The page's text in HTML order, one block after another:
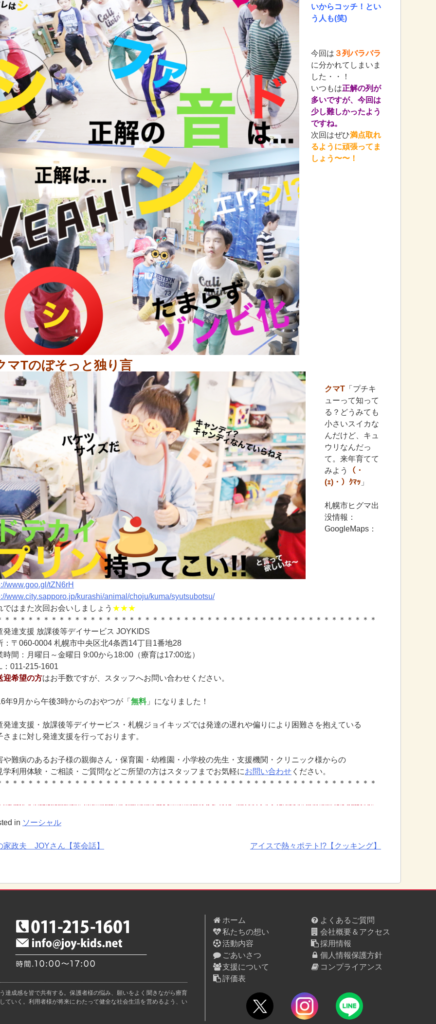
いからコッチ！とい
う人も(笑)
今回は ３列バラバラ
に分かれてしまいま
した・・！
いつもは正解の列が
多いですが、今回は
少し難しかったよう
ですね。
次回はぜひ満点取れ
るように頑張ってま
しょう〜〜！
マTのぼそっと独り言
クマT「プチキ
ューって知って
る？どうみても
小さいスイカな
んだけど、キュ
ウリなんだっ
て。来年育てて
みよう
（・
(ｪ)・）ｸﾏｯ」
札幌市ヒグマ出
没情報：
GoogleMaps：
www.goo.gl/tZN6rH
www.city.sapporo.jp/kurashi/animal/choju/kuma/syutsubotsu/
ではまた次回お会いしましょう ★★★
＊＊＊＊＊＊＊＊＊＊＊＊＊＊＊＊＊＊＊＊＊＊＊＊＊＊＊＊＊＊＊＊＊＊＊＊＊＊＊＊＊＊＊＊＊＊＊＊
発達支援 放課後等デイサービス JOYKIDS
：〒060-0004 札幌市中央区北4条西14丁目1番地28
時間：月曜日～金曜日 9:00から18:00（療育は17:00迄）
：011-215-1601
迎希望の方はお手数ですが、スタッフへお問い合わせください。
年9月から午後3時からのおやつが「 無料」になりました！
発達支援・放課後等デイサービス・札幌ジョイキッズでは発達の遅れや偏りにより困難さを抱えている
さまに対し発達支援を行っております。
や難病のあるお子様の親御さん・保育園・幼稚園・小学校の先生・支援機関・クリニック様からの
学利用体験・ご相談・ご質問などご所望の方はスタッフまでお気軽にお問い合わせ ください。
＊＊＊＊＊＊＊＊＊＊＊＊＊＊＊＊＊＊＊＊＊＊＊＊＊＊＊＊＊＊＊＊＊＊＊＊＊＊＊＊＊＊＊＊＊＊＊＊
in ソーシャル
家政夫 JOYさん【英会話】 アイスで熱々ポテト!?【クッキング】
成感を皆で共有する。保護者様の悩み、願いをよく聞きながら療育
いく。利用者様が将来にわたって健全な社会生活を営めるよう、い
ホーム
私たちの想い
活動内容
ごあいさつ
支援について
評価表
よくあるご質問
会社概要＆アクセス
採用情報
個人情報保護方針
コンプライアンス